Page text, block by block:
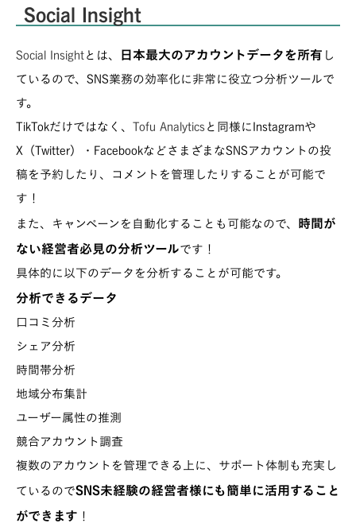
Social Insight
Social Insightとは、 日本最大のアカウントデータを所有 し
ているので、SNS業務の効率化に非常に役立つ分析ツールで
す。
TikTokだけではなく、 Tofu Analyticsと同様にInstagramや
X（Twitter）・FacebookなどさまざまなSNSアカウントの投
稿を予約したり、コメントを管理したりすることが可能で
す！
また、キャンペーンを自動化することも可能なので、 時間が
ない経営者必見の分析ツールです！
具体的に以下のデータを分析することが可能です。
分析できるデータ
口コミ分析
シェア分析
時間帯分析
地域分布集計
ユーザー属性の推測
競合アカウント調査
複数のアカウントを管理できる上に、サポート体制も充実し
ているのでSNS未経験の経営者様にも簡単に活用すること
ができます ！